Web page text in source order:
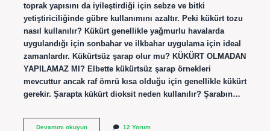
toprak yapısını da iyileştirdiği için sebze ve bitki
yetiştiriciliğinde gübre kullanımını azaltır. Peki kükürt tozu
nasıl kullanılır? Kükürt genellikle yağmurlu havalarda
uygulandığı için sonbahar ve ilkbahar uygulama için ideal
zamanlardır. Kükürtsüz şarap olur mu? KÜKÜRT OLMADAN
YAPILAMAZ MI? Elbette kükürtsüz şarap örnekleri
mevcuttur ancak raf ömrü kısa olduğu için genellikle kükürt
gerekir. Şarapta kükürt dioksit neden kullanılır? Şarabın…
Devamını okuyunŞaraba
12 Yorum